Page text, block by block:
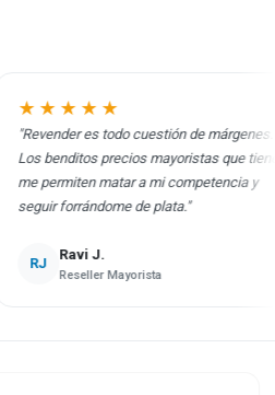
★★★★★
"Revender es todo cuestión de márgenes.
Los benditos precios mayoristas que tienen
me permiten matar a mi competencia y
seguir forrándome de plata."
Ravi J.
Reseller Mayorista